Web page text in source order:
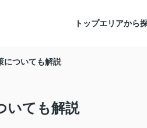
トップエリアから
についても解説
いても解説